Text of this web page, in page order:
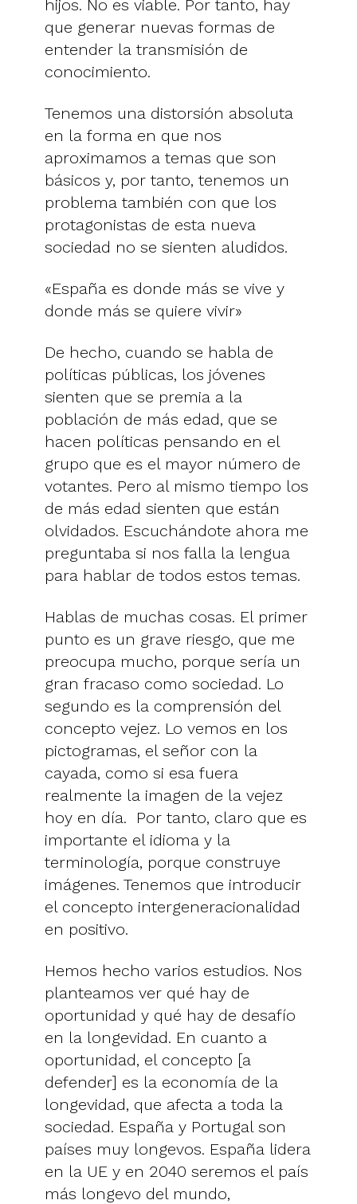
hijos. No es viable. Por tanto, hay
que generar nuevas formas de
entender la transmisión de
conocimiento.
Tenemos una distorsión absoluta
en la forma en que nos
aproximamos a temas que son
básicos y, por tanto, tenemos un
problema también con que los
protagonistas de esta nueva
sociedad no se sienten aludidos.
«España es donde más se vive y
donde más se quiere vivir»
De hecho, cuando se habla de
políticas públicas, los jóvenes
sienten que se premia a la
población de más edad, que se
hacen políticas pensando en el
grupo que es el mayor número de
votantes. Pero al mismo tiempo los
de más edad sienten que están
olvidados. Escuchándote ahora me
preguntaba si nos falla la lengua
para hablar de todos estos temas.
Hablas de muchas cosas. El primer
punto es un grave riesgo, que me
preocupa mucho, porque sería un
gran fracaso como sociedad. Lo
segundo es la comprensión del
concepto vejez. Lo vemos en los
pictogramas, el señor con la
cayada, como si esa fuera
realmente la imagen de la vejez
hoy en día. Por tanto, claro que es
importante el idioma y la
terminología, porque construye
imágenes. Tenemos que introducir
el concepto intergeneracionalidad
en positivo.
Hemos hecho varios estudios. Nos
planteamos ver qué hay de
oportunidad y qué hay de desafío
en la longevidad. En cuanto a
oportunidad, el concepto [a
defender] es la economía de la
longevidad, que afecta a toda la
sociedad. España y Portugal son
países muy longevos. España lidera
en la UE y en 2040 seremos el país
más longevo del mundo,